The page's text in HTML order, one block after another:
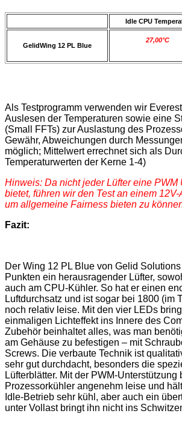
Idle CPU
GelidWing 12 PL Blue
27,00°C
Als Testprogramm verwenden wir
Auslesen der Temperaturen sowie eine
(Small FFTs) zur Auslastung des
Gewähr, Abweichungen durch
möglich; Mittelwert errechnet sich als
Temperaturwerten der Kerne 1-4)
Hinweis: Da nicht jeder Lüfter eine PWM
bietet, führen wir den Test an einem
um allgemeine Fairness bieten zu
Fazit:
Der Wing 12 PL Blue von Gelid
Punkten ein herausragender Lüfter,
auch am CPU-Kühler. So hat er einen
Luftdurchsatz und ist sogar bei 1800 (im
noch relativ leise. Mit den vier LEDs
einmaligen Lichteffekt ins Innere des
Zubehör beinhaltet alles, was man
am Gehäuse zu befestigen – mit
Screws. Die verbaute Technik ist
sehr gut durchdacht, besonders die
Lüfterblätter. Mit der PWM-Unterstützung
Prozessorkühler angenehm leise und
Idle-Betrieb sehr kühl, aber auch ein
unter Vollast bringt ihn nicht ins